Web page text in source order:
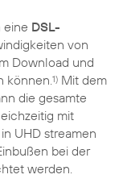
eine DSL-
von
Download und
können. 1) Mit dem
die gesamte
mit
UHD streamen
bei der
werden.